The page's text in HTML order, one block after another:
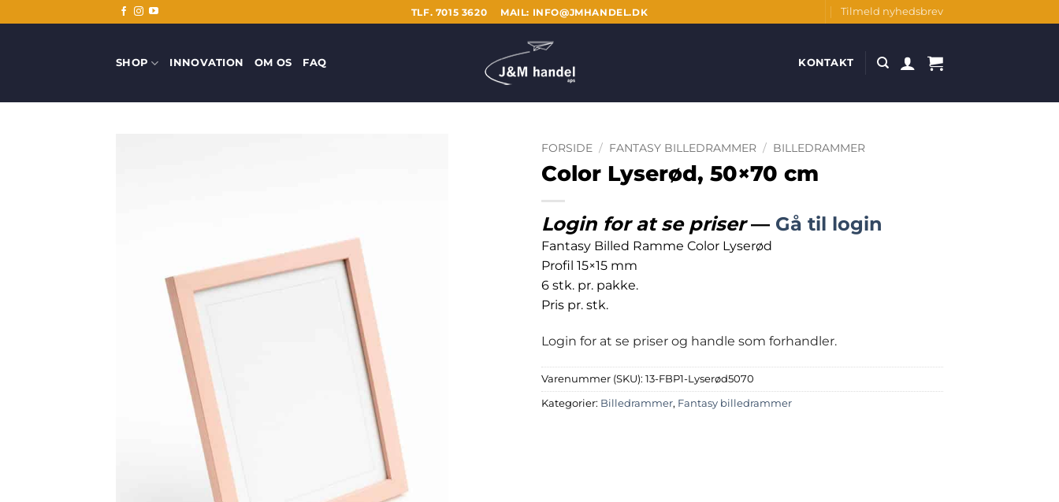
til
TLF. 7015 3620 MAIL: INFO@JMHANDEL.DK Tilmeld nyhedsbrev
SHOP INNOVATION OM OS FAQ KONTAKT
FORSIDE / FANTASY BILLEDRAMMER / BILLEDRAMMER
Color Lyserød, 50×70 cm
Login for at se priser— Gå til login
Fantasy Billed Ramme Color Lyserød
Profil 15×15 mm
6 stk. pr. pakke.
Pris pr. stk.
Login for at se priser og handle som forhandler.
Varenummer (SKU): 13-FBP1-Lyserød5070
Kategorier: Billedrammer, Fantasy billedrammer